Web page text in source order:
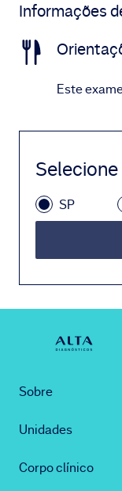
Informações
Este
SP
Sobre
Unidades
Corpo clínico